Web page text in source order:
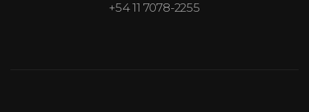
+54 11 7078-2255